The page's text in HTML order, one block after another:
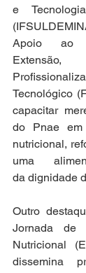
e
Apoio ao
Tecnológico
capacitar
do Pnae
nutricional,
uma
da dignidade
Outro
Jornada de
Nutricional
dissemina